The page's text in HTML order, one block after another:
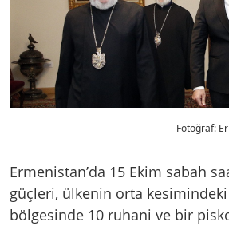
Fotoğraf:
Ermenistan’da 15 Ekim sabah
güçleri, ülkenin orta
bölgesinde 10 ruhani ve bir